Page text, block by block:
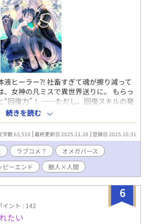
ヒーラー⁈ 社畜すぎて魂が擦り減って
、女神の凡ミスで異世界送りに。 もらっ
“回復力”！ ……ただし、回復スキルの発
す⁈ キスで癒す？ 舐めて治す？ そんなの
は、狼耳の超絶無骨な騎士・ロナルド
最初は“保護対象”だったのに、気づけば
も騒がしい異世界で、蓮の安眠と尊厳
※現在同時掲載中の「捨てられ
に囲われてます！？」の元ネタです。出
続きを読む
字数 63,510 最終更新日 2025.11.28 登録日 2025.10.31
ラブコメ？
オメガバース
ピーエンド 獣人×人間
6
イント : 142
たい